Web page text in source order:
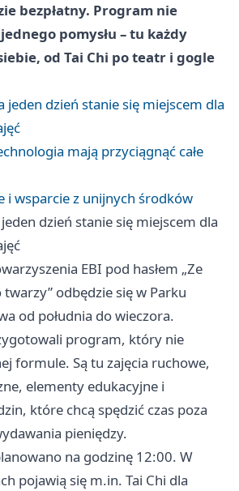
bezpłatny. Program nie
pomysłu – tu każdy
od Tai Chi po teatr i gogle
jeden dzień stanie się miejscem dla
mają przyciągnąć całe
i wsparcie z unijnych środków
dzień stanie się miejscem dla
EBI pod hasłem „Ze
odbędzie się w Parku
od południa do wieczora.
program, który nie
formule. Są tu zajęcia ruchowe,
elementy edukacyjne i
które chcą spędzić czas poza
pieniędzy.
na godzinę 12:00. W
pojawią się m.in. Tai Chi dla